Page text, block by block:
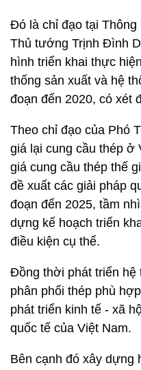
Đó là chỉ đạo tại Thông
Thủ tướng Trịnh Đình
hình triển khai thực
thống sản xuất và hệ
đoạn đến 2020, có xét
Theo chỉ đạo của Phó
giá lại cung cầu thép ở
giá cung cầu thép thế
đề xuất các giải pháp
đoạn đến 2025, tầm
dựng kế hoạch triển
điều kiện cụ thể.
Đồng thời phát triển hệ
phân phối thép phù
phát triển kinh tế - xã
quốc tế của Việt Nam.
Bên cạnh đó xây dựng